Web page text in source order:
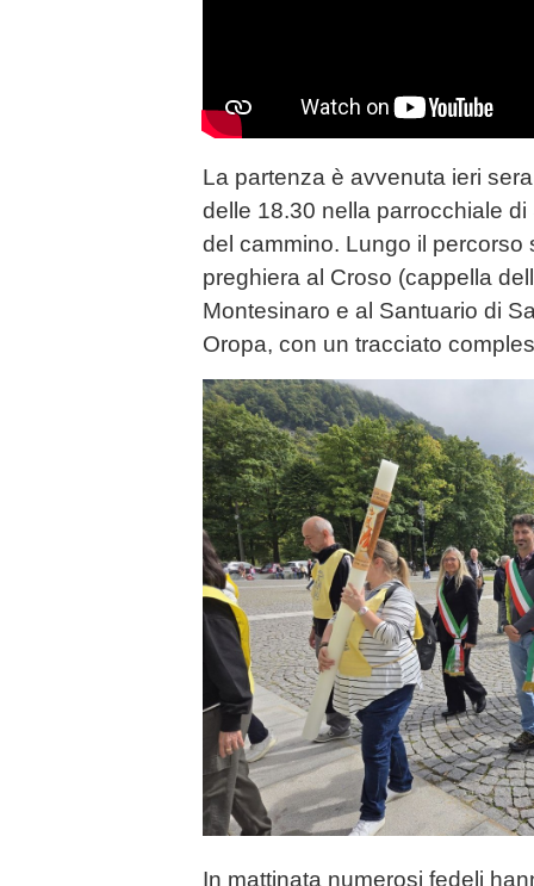
La partenza è avvenuta ieri
delle 18.30 nella parrocchiale di
del cammino. Lungo il percorso
preghiera al Croso (cappella
Montesinaro e al Santuario di
Oropa, con un tracciato
In mattinata numerosi fedeli